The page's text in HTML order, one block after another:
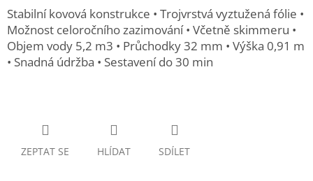
Cyklo
a
sport
Velké
Stabilní kovová konstrukce • Trojvrstvá vyztužená fólie •
Možnost celoročního zazimování • Včetně skimmeru •
Objem vody 5,2 m3 • Průchodky 32 mm • Výška 0,91 m
• Snadná údržba • Sestavení do 30 min
ZEPTAT SE HLÍDAT SDÍLET